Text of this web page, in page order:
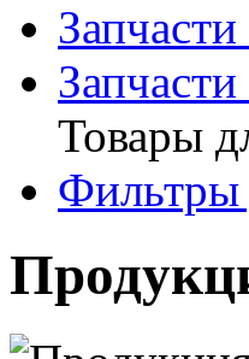
Товары